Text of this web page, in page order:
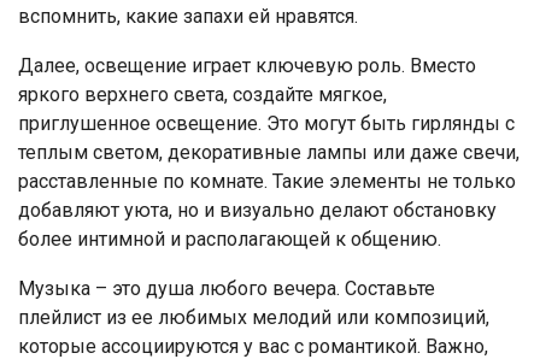
вспомнить, какие запахи ей нравятся.
Далее, освещение играет ключевую роль. Вместо
яркого верхнего света, создайте мягкое,
приглушенное освещение. Это могут быть гирлянды с
теплым светом, декоративные лампы или даже свечи,
расставленные по комнате. Такие элементы не только
добавляют уюта, но и визуально делают обстановку
более интимной и располагающей к общению.
Музыка – это душа любого вечера. Составьте
плейлист из ее любимых мелодий или композиций,
которые ассоциируются у вас с романтикой. Важно,